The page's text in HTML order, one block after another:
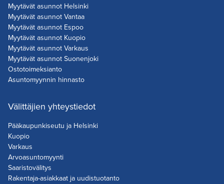
Myytävät asunnot Helsinki
Myytävät asunnot Vantaa
Myytävät asunnot Espoo
Myytävät asunnot Kuopio
Myytävät asunnot Varkaus
Myytävät asunnot Suonenjoki
Ostotoimeksianto
Asuntomyynnin hinnasto
Välittäjien yhteystiedot
Pääkaupunkiseutu ja Helsinki
Kuopio
Varkaus
Arvoasuntomyynti
Saaristovälitys
Rakentaja-asiakkaat ja uudistuotanto